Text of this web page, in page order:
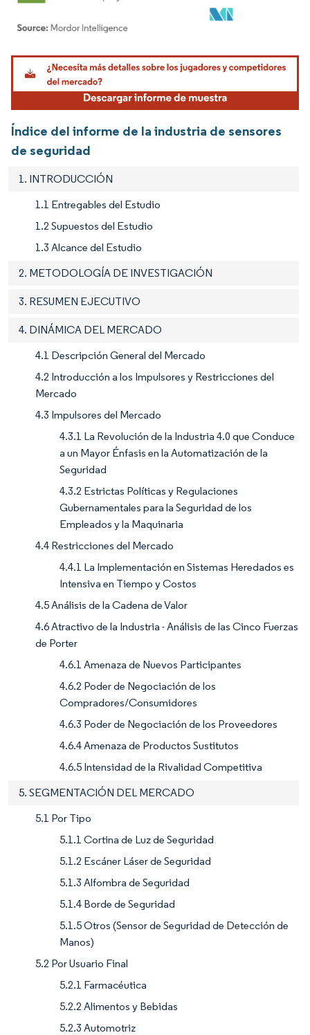
Imagen © Mordor Intelligence. El uso requiere atribución según CC BY 4.0.
Índice del informe de la industria de sensores
de seguridad
1. INTRODUCCIÓN
1.1 Entregables del Estudio
1.2 Supuestos del Estudio
1.3 Alcance del Estudio
2. METODOLOGÍA DE INVESTIGACIÓN
3. RESUMEN EJECUTIVO
4. DINÁMICA DEL MERCADO
4.1 Descripción General del Mercado
4.2 Introducción a los Impulsores y Restricciones del
Mercado
4.3 Impulsores del Mercado
4.3.1 La Revolución de la Industria 4.0 que Conduce
a un Mayor Énfasis en la Automatización de la
Seguridad
4.3.2 Estrictas Políticas y Regulaciones
Gubernamentales para la Seguridad de los
Empleados y la Maquinaria
4.4 Restricciones del Mercado
4.4.1 La Implementación en Sistemas Heredados es
Intensiva en Tiempo y Costos
4.5 Análisis de la Cadena de Valor
4.6 Atractivo de la Industria - Análisis de las Cinco Fuerzas
de Porter
4.6.1 Amenaza de Nuevos Participantes
4.6.2 Poder de Negociación de los
Compradores/Consumidores
4.6.3 Poder de Negociación de los Proveedores
4.6.4 Amenaza de Productos Sustitutos
4.6.5 Intensidad de la Rivalidad Competitiva
5. SEGMENTACIÓN DEL MERCADO
5.1 Por Tipo
5.1.1 Cortina de Luz de Seguridad
5.1.2 Escáner Láser de Seguridad
5.1.3 Alfombra de Seguridad
5.1.4 Borde de Seguridad
5.1.5 Otros (Sensor de Seguridad de Detección de
Manos)
5.2 Por Usuario Final
5.2.1 Farmacéutica
5.2.2 Alimentos y Bebidas
5.2.3 Automotriz